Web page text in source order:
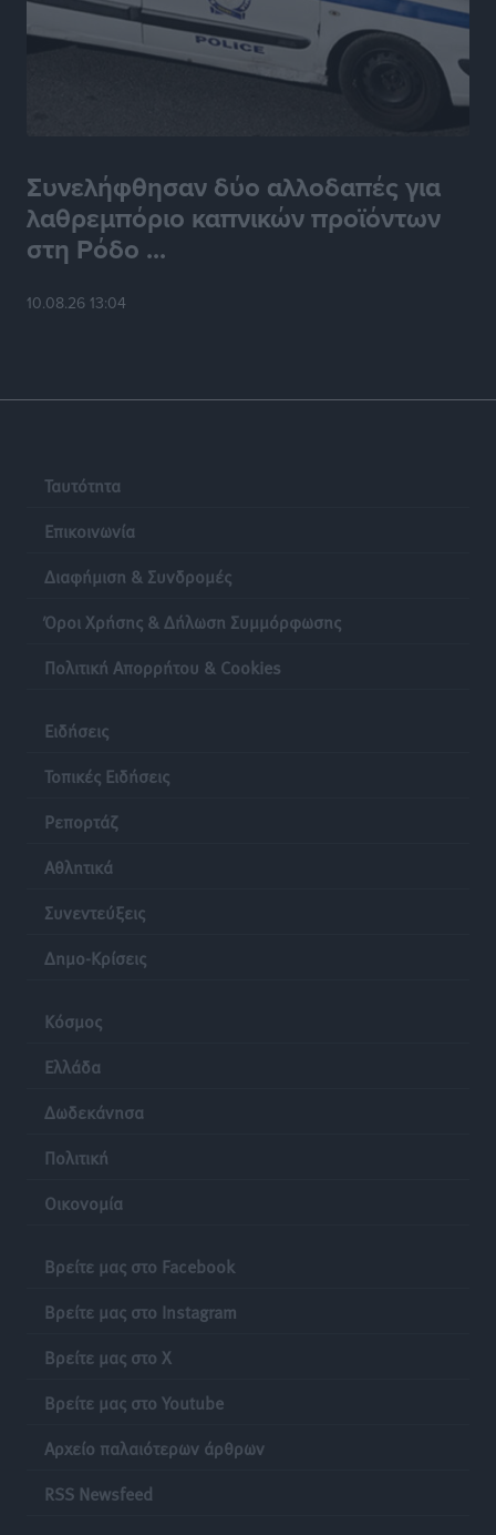
Συνελήφθησαν δύο αλλοδαπές για
λαθρεμπόριο καπνικών προϊόντων
στη Ρόδο ...
10.08.26 13:04
Ταυτότητα
Επικοινωνία
Διαφήμιση & Συνδρομές
Όροι Χρήσης & Δήλωση Συμμόρφωσης
Πολιτική Απορρήτου & Cookies
Ειδήσεις
Τοπικές Ειδήσεις
Ρεπορτάζ
Αθλητικά
Συνεντεύξεις
Δημο-Κρίσεις
Κόσμος
Ελλάδα
Δωδεκάνησα
Πολιτική
Οικονομία
Βρείτε μας στο Facebook
Βρείτε μας στο Instagram
Βρείτε μας στο X
Βρείτε μας στο Youtube
Αρχείο παλαιότερων άρθρων
RSS Newsfeed